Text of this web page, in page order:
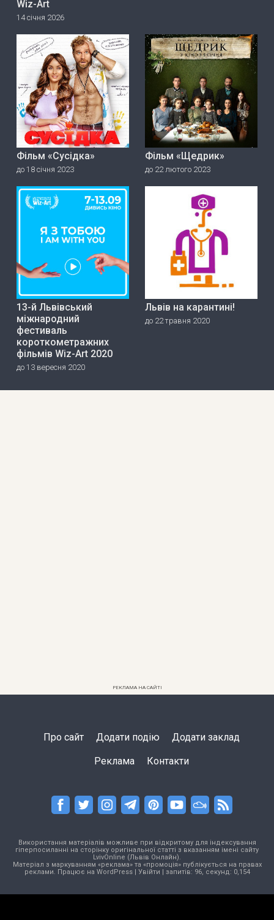
Wiz-Art
14 січня 2026
Фільм «Сусідка»
до 18 січня 2023
Фільм «Щедрик»
до 22 лютого 2023
13-й Львівський
міжнародний
фестиваль
короткометражних
фільмів Wiz-Art 2020
до 13 вересня 2020
Львів на карантині!
до 22 травня 2020
РЕКЛАМА НА САЙТІ
Про сайт Додати подію Додати заклад
Реклама Контакти
Використання матеріалів можливе при відкритому для індексування
гіперпосиланні на сторінку оригінальної статті з вказанням імені сайту
LvivOnline (Львів Онлайн).
Матеріал з маркуванням «реклама» та «промоція» публікується на правах
реклами. Працює на WordPress| Увійти | запитів: 96, секунд: 0,154